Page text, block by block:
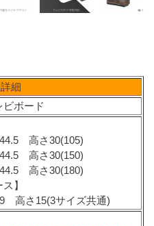
細
ボード
高さ30(105)
高さ30(150)
高さ30(180)
】
高さ15(3サイズ共通)